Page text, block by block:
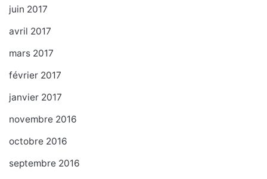
juin 2017
avril 2017
mars 2017
février 2017
janvier 2017
novembre 2016
octobre 2016
septembre 2016